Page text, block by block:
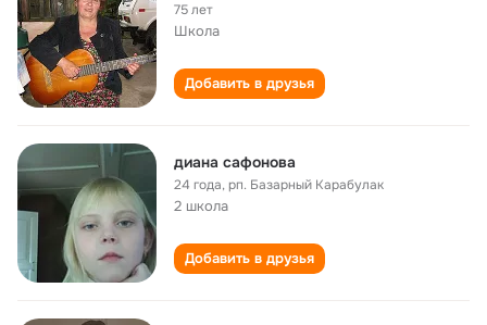
75 лет
Школа
Добавить в друзья
диана сафонова
24 года,рп. Базарный Карабулак
2 школа
Добавить в друзья